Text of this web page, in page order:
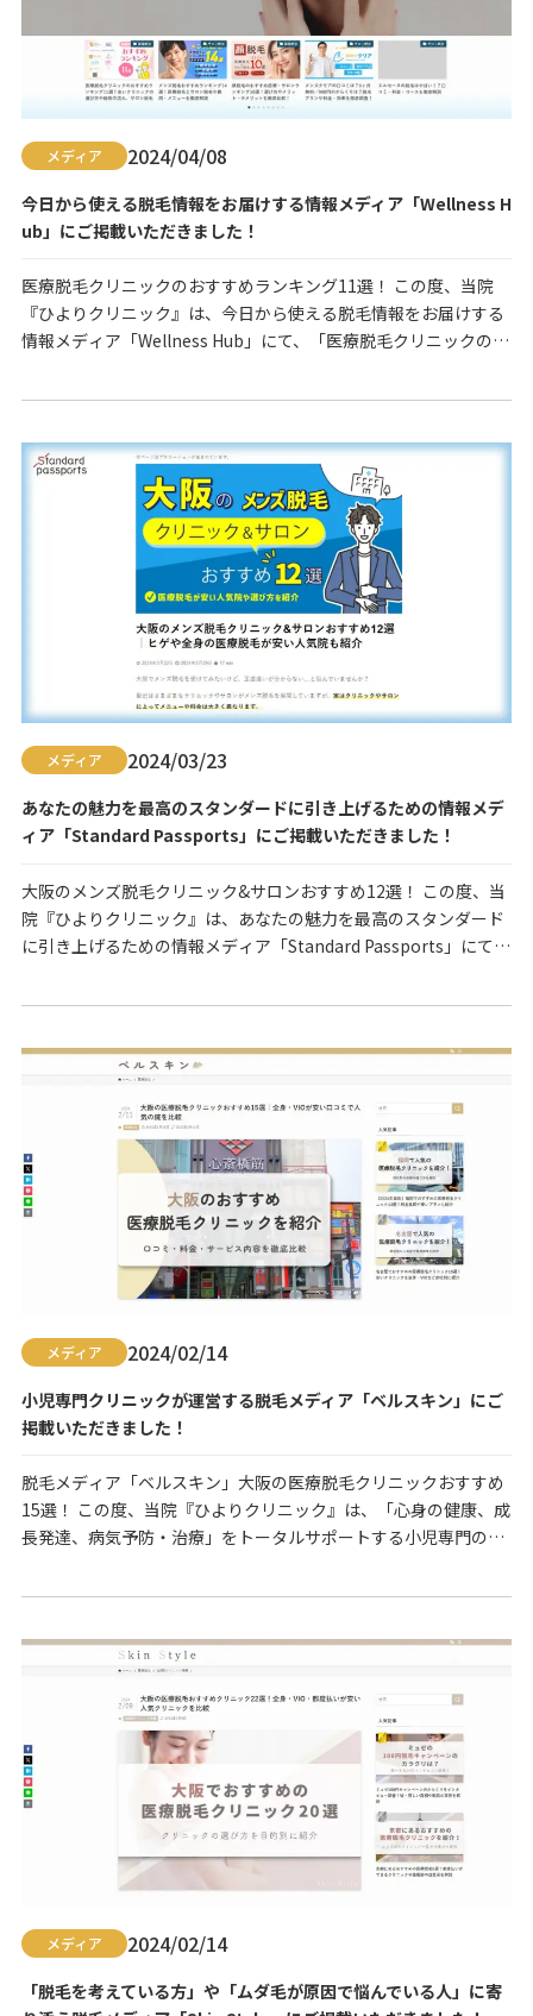
メディア 2024/04/08
今日から使える脱毛情報をお届けする情報メディア「Wellness H
ub」にご掲載いただきました！
医療脱毛クリニックのおすすめランキング11選！ この度、当院
『ひよりクリニック』は、今日から使える脱毛情報をお届けする
情報メディア「Wellness Hub」にて、「医療脱毛クリニックのお
サロン脱毛との違いやデメリットまで徹底解説！」のコーナーで
くない方にむけて選び方のポイントな…
メディア 2024/03/23
あなたの魅力を最高のスタンダードに引き上げるための情報メデ
ィア「Standard Passports」にご掲載いただきました！
大阪のメンズ脱毛クリニック&サロンおすすめ12選！ この度、当
院『ひよりクリニック』は、あなたの魅力を最高のスタンダード
に引き上げるための情報メディア「Standard Passports」にて、
身の医療脱毛が安い人気院も紹介」のコーナーでご紹介いただき
よりクリニ…
メディア 2024/02/14
小児専門クリニックが運営する脱毛メディア「ベルスキン」にご
掲載いただきました！
脱毛メディア「ベルスキン」大阪の医療脱毛クリニックおすすめ
15選！ この度、当院『ひよりクリニック』は、「心身の健康、成
長発達、病気予防・治療」をトータルサポートする小児専門のク
医療脱毛クリニックおすすめ15選｜全身・VIOが安い口コミで人
は、「脱毛の悩みがある人」のために、脱毛に関…
メディア 2024/02/14
「脱毛を考えている方」や「ムダ毛が原因で悩んでいる人」に寄